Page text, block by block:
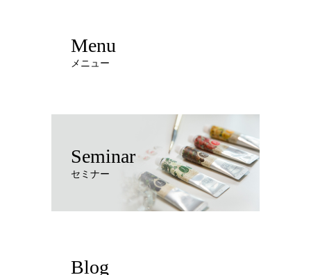
Menu
メニュー
Seminar
セミナー
Blog